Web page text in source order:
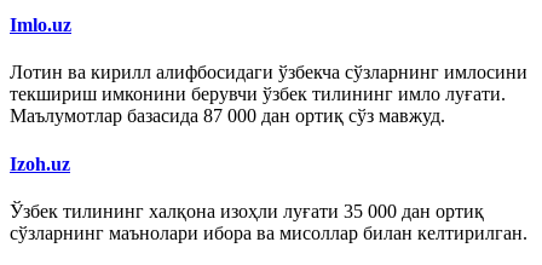
Imlo.uz
Лотин ва кирилл алифбосидаги ўзбекча сўзларнинг имлосини
текшириш имконини берувчи ўзбек тилининг имло луғати.
Маълумотлар базасида 87 000 дан ортиқ сўз мавжуд.
Izoh.uz
Ўзбек тилининг халқона изоҳли луғати 35 000 дан ортиқ
сўзларнинг маънолари ибора ва мисоллар билан келтирилган.